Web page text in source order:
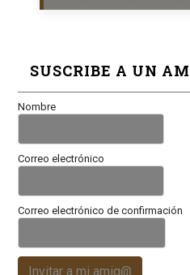
SUSCRIBE A UN
Nombre
Correo electrónico
Correo electrónico de confirmación
Invitar a mi amig@